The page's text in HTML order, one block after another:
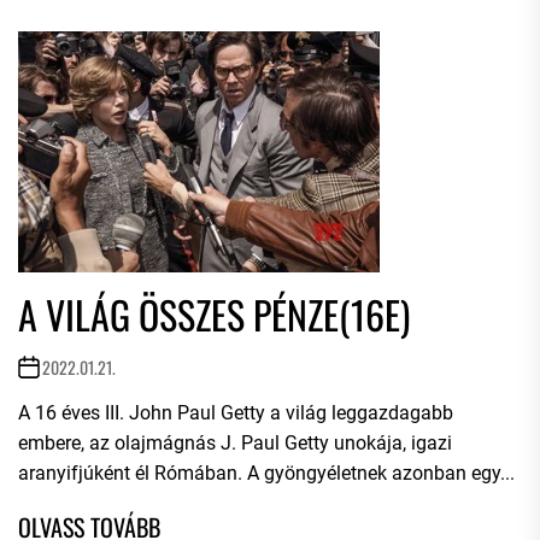
A VILÁG ÖSSZES PÉNZE(16E)
2022.01.21.
A 16 éves III. John Paul Getty a világ leggazdagabb
embere, az olajmágnás J. Paul Getty unokája, igazi
aranyifjúként él Rómában. A gyöngyéletnek azonban egy...